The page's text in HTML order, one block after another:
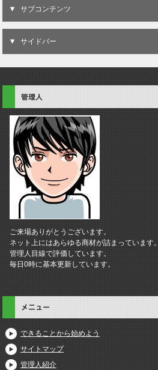
サブコンテンツ
サイドバー
管理人
ご来場ありがとうございます。
ネット上にはあらゆる商材が詰まっています。
管理人目線で評価しています。
毎日0時に基本更新しています。
メニュー
できることから始めよう
サイトマップ
管理人紹介